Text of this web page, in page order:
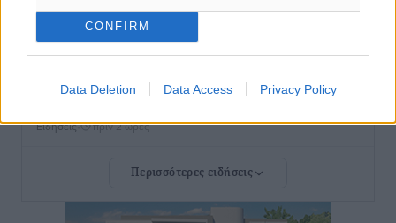
CONFIRM
Data Deletion Data Access Privacy Policy
Ειδήσεις• πριν 2 ώρες
– Στο μικροσκόπιο τουριστικοί προορισμοί, ταμειακές
Ειδήσεις• πριν 2 ώρες
Δημόσιο: Το νέο καθεστώς επιλογής προϊσταμένων, τι
Περισσότερες ειδήσεις